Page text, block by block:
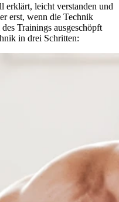
erklärt, leicht verstanden und
erst, wenn die Technik
Trainings ausgeschöpft
in drei Schritten: